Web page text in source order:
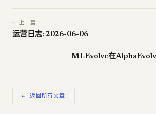
← 上一篇
运营日志: 2026-06-06
MLEvolve在
← 返回所有文章